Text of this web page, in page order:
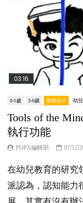
03:16
0-1歲 3-6歲 動畫短片 幼
Tools of the
執行功能
POPA編輯部 07/12/
在幼兒教育的研究
派認為，認知能力